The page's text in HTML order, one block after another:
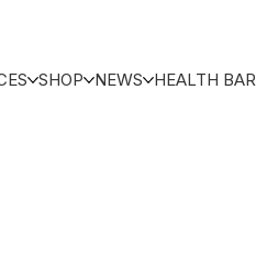
SHOP NEWS HEALTH BAR